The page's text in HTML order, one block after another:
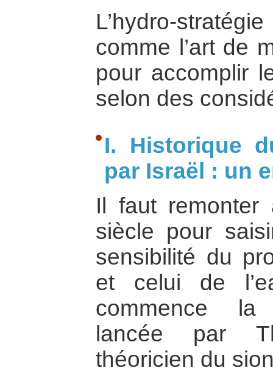
L’hydro-
comme l’art de
pour accomplir
selon des
I. Historique
par Israël : un
Il faut remonter
siècle pour
sensibilité du
et celui de
commence la
lancée par
théoricien du